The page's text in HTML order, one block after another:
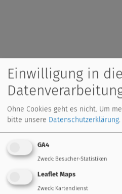
standard controller
Einwilligung in die
Ohne Cookies geht es nicht. Um
bitte unsere Datenschutzerklärung.
GA4
Zweck: Besucher-Statistiken
Leaflet Maps
Zweck: Kartendienst